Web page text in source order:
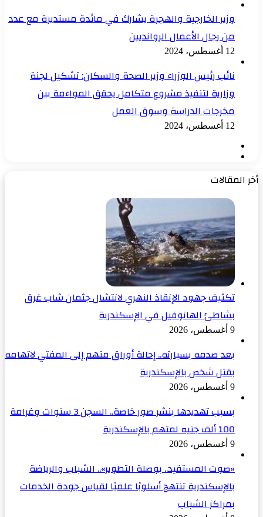
وزير الخارجية والهجرة يشارك في مائدة مستديرة مع عدد
من رجال الأعمال الروانديين
12 أغسطس، 2024
نائب رئيس الوزراء وزير الصحة والسكان: تشكيل لجنة
وزارية لتنفيذ مشروع متكامل يحقق المواءمة بين
مخرجات الدراسة وسوق العمل
12 أغسطس، 2024
أخر المقالات
تكثيف جهود الإنقاذ النهري لانتشال جثمان شاب غرق
بشاطئ الهانوفيل في الإسكندرية
9 أغسطس، 2026
بعد صدمه بسيارته.. إحالة أوراق متهم إلى المفتي لاتهامه
بقتل شخص بالإسكندرية
9 أغسطس، 2026
بسبب تهديدها بنشر صور خاصة.. السجن 3 سنوات وغرامة
100 ألف جنيه لمتهم بالإسكندرية
9 أغسطس، 2026
«صوت المستفيد.. بوصلة التطوير».. الشباب والرياضة
بالإسكندرية تنتهج أسلوبًا علميًا لقياس جودة الخدمات
بمراكز الشباب